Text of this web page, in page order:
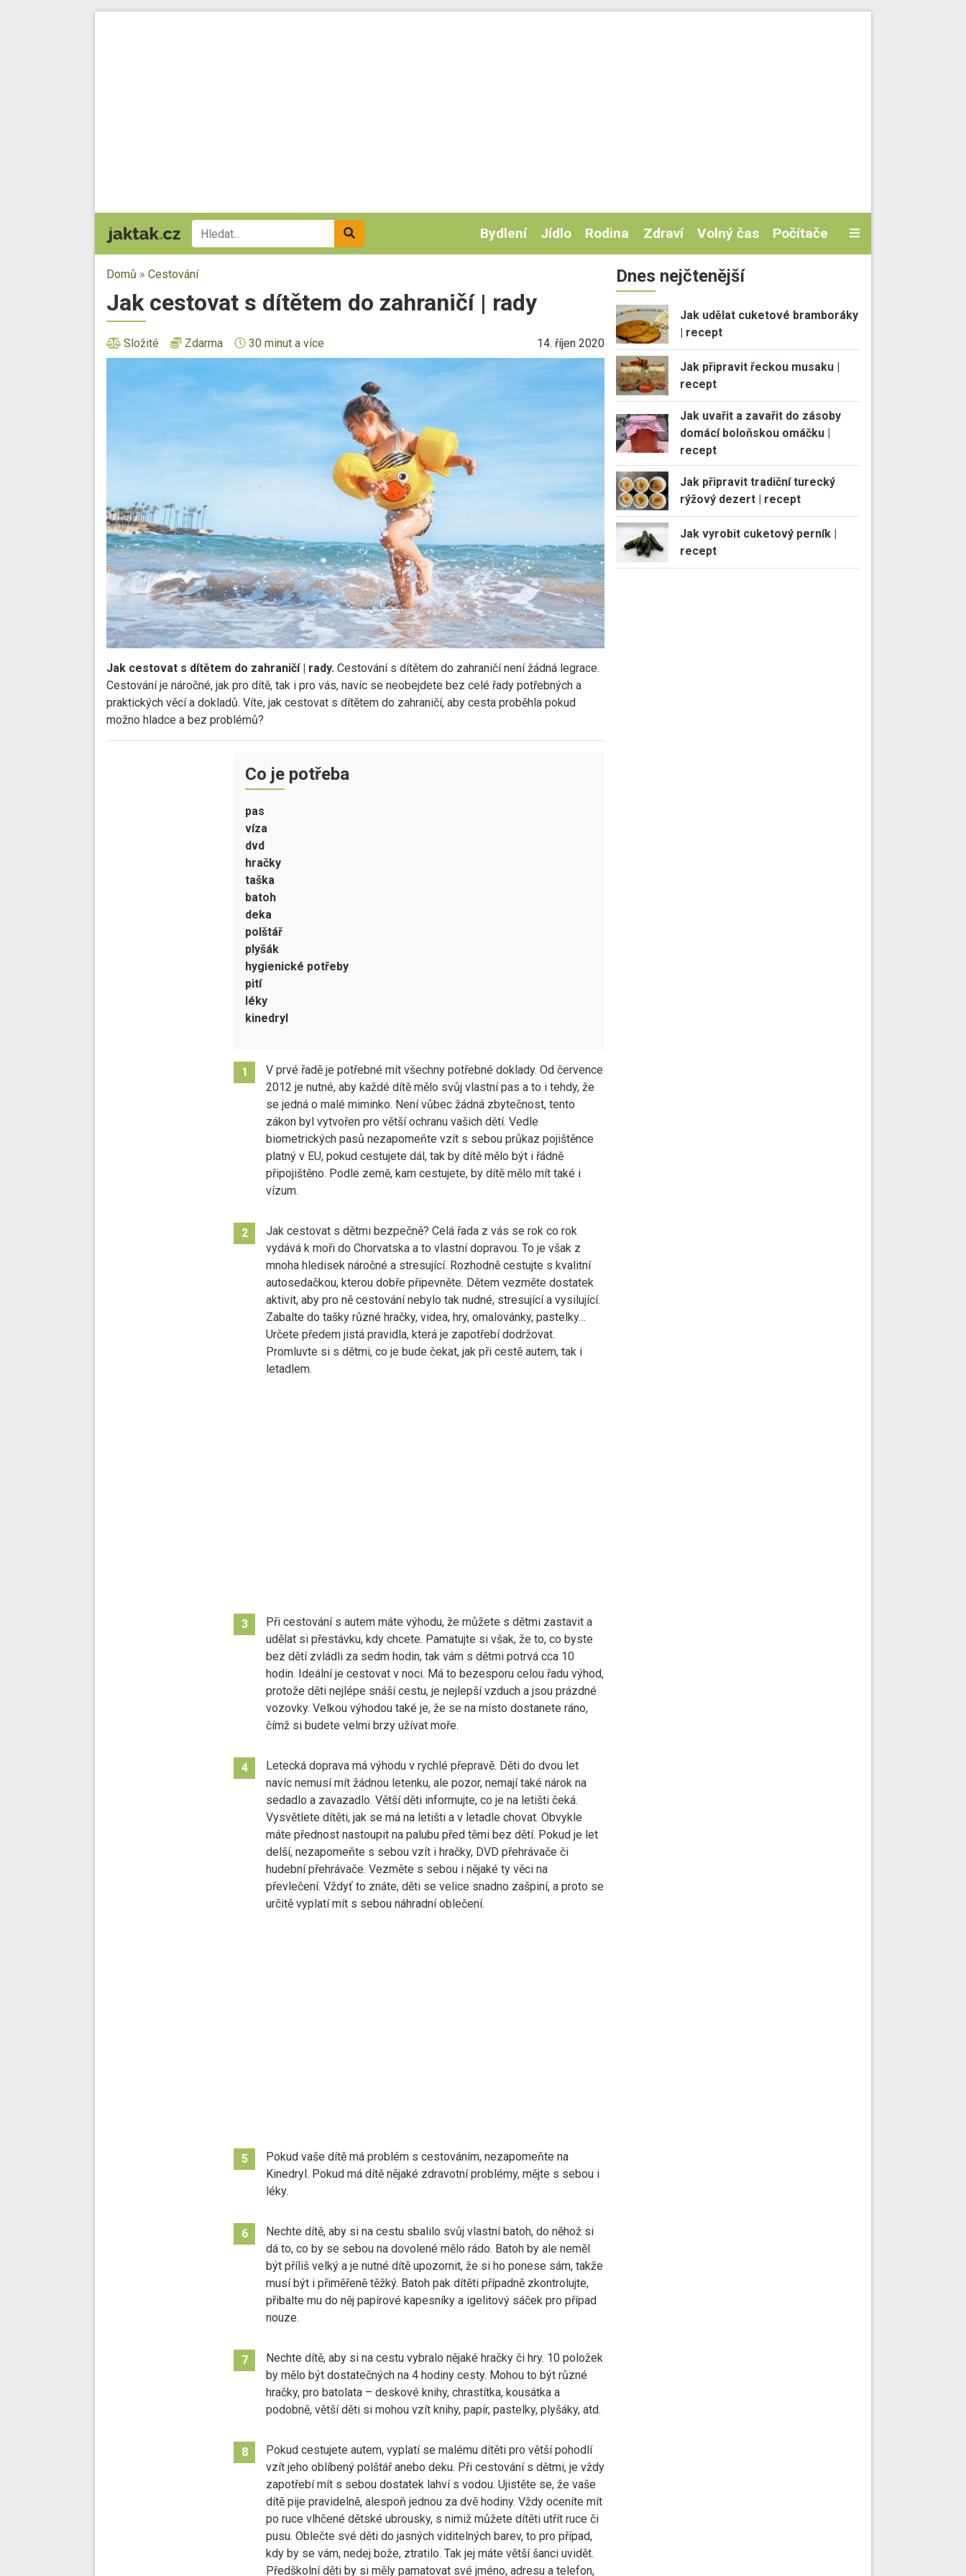
Bydlení Jídlo Rodina Zdraví Volný čas Počítače
Domů » Cestování
Jak cestovat s dítětem do zahraničí | rady
Složité Zdarma 30 minut a více 14. říjen 2020
Jak cestovat s dítětem do zahraničí | rady. Cestování s dítětem do zahraničí není žádná legrace.
Cestování je náročné, jak pro dítě, tak i pro vás, navíc se neobejdete bez celé řady potřebných a
praktických věcí a dokladů. Víte, jak cestovat s dítětem do zahraničí, aby cesta proběhla pokud
možno hladce a bez problémů?
Co je potřeba
pas
víza
dvd
hračky
taška
batoh
deka
polštář
plyšák
hygienické potřeby
pití
léky
kinedryl
1
V prvé řadě je potřebné mít všechny potřebné doklady. Od července
2012 je nutné, aby každé dítě mělo svůj vlastní pas a to i tehdy, že
se jedná o malé miminko. Není vůbec žádná zbytečnost, tento
zákon byl vytvořen pro větší ochranu vašich dětí. Vedle
biometrických pasů nezapomeňte vzít s sebou průkaz pojištěnce
platný v EU, pokud cestujete dál, tak by dítě mělo být i řádně
připojištěno. Podle země, kam cestujete, by dítě mělo mít také i
vízum.
2
Jak cestovat s dětmi bezpečně? Celá řada z vás se rok co rok
vydává k moři do Chorvatska a to vlastní dopravou. To je však z
mnoha hledisek náročné a stresující. Rozhodně cestujte s kvalitní
autosedačkou, kterou dobře připevněte. Dětem vezměte dostatek
aktivit, aby pro ně cestování nebylo tak nudné, stresující a vysilující.
Zabalte do tašky různé hračky, videa, hry, omalovánky, pastelky…
Určete předem jistá pravidla, která je zapotřebí dodržovat.
Promluvte si s dětmi, co je bude čekat, jak při cestě autem, tak i
letadlem.
3
Při cestování s autem máte výhodu, že můžete s dětmi zastavit a
udělat si přestávku, kdy chcete. Pamatujte si však, že to, co byste
bez dětí zvládli za sedm hodin, tak vám s dětmi potrvá cca 10
hodin. Ideální je cestovat v noci. Má to bezesporu celou řadu výhod,
protože děti nejlépe snáší cestu, je nejlepší vzduch a jsou prázdné
vozovky. Velkou výhodou také je, že se na místo dostanete ráno,
čímž si budete velmi brzy užívat moře.
4
Letecká doprava má výhodu v rychlé přepravě. Děti do dvou let
navíc nemusí mít žádnou letenku, ale pozor, nemají také nárok na
sedadlo a zavazadlo. Větší děti informujte, co je na letišti čeká.
Vysvětlete dítěti, jak se má na letišti a v letadle chovat. Obvykle
máte přednost nastoupit na palubu před těmi bez dětí. Pokud je let
delší, nezapomeňte s sebou vzít i hračky, DVD přehrávače či
hudební přehrávače. Vezměte s sebou i nějaké ty věci na
převlečení. Vždyť to znáte, děti se velice snadno zašpiní, a proto se
určitě vyplatí mít s sebou náhradní oblečení.
5
Pokud vaše dítě má problém s cestováním, nezapomeňte na
Kinedryl. Pokud má dítě nějaké zdravotní problémy, mějte s sebou i
léky.
6
Nechte dítě, aby si na cestu sbalilo svůj vlastní batoh, do něhož si
dá to, co by se sebou na dovolené mělo rádo. Batoh by ale neměl
být příliš velký a je nutné dítě upozornit, že si ho ponese sám, takže
musí být i přiměřeně těžký. Batoh pak dítěti případně zkontrolujte,
přibalte mu do něj papírové kapesníky a igelitový sáček pro případ
nouze.
7
Nechte dítě, aby si na cestu vybralo nějaké hračky či hry. 10 položek
by mělo být dostatečných na 4 hodiny cesty. Mohou to být různé
hračky, pro batolata – deskové knihy, chrastítka, kousátka a
podobně, větší děti si mohou vzít knihy, papír, pastelky, plyšáky, atd.
8
Pokud cestujete autem, vyplatí se malému dítěti pro větší pohodlí
vzít jeho oblíbený polštář anebo deku. Při cestování s dětmi, je vždy
zapotřebí mít s sebou dostatek lahví s vodou. Ujistěte se, že vaše
dítě pije pravidelně, alespoň jednou za dvě hodiny. Vždy oceníte mít
po ruce vlhčené dětské ubrousky, s nimiž můžete dítěti utřít ruce či
pusu. Oblečte své děti do jasných viditelných barev, to pro případ,
kdy by se vám, nedej bože, ztratilo. Tak jej máte větší šanci uvidět.
Předškolní děti by si měly pamatovat své jméno, adresu a telefon,
Dnes nejčtenější
Jak udělat cuketové bramboráky
| recept
Jak připravit řeckou musaku |
recept
Jak uvařit a zavařit do zásoby
domácí boloňskou omáčku |
recept
Jak připravit tradiční turecký
rýžový dezert | recept
Jak vyrobit cuketový perník |
recept